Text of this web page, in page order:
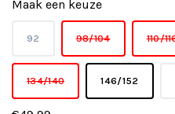
Maak een keuze
92 98/104 110/
134/140 146/152